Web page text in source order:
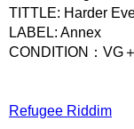
TITTLE: Harder
LABEL: Annex
CONDITION：VG＋
Refugee Riddim